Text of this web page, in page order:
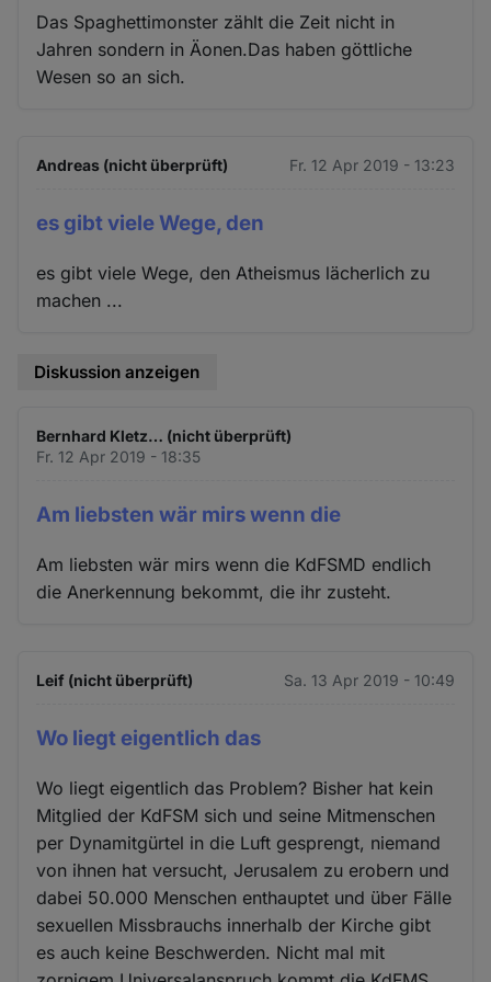
Das Spaghettimonster zählt die Zeit nicht in
Jahren sondern in Äonen.Das haben göttliche
Wesen so an sich.
Andreas (nicht überprüft) Fr. 12 Apr 2019 - 13:23
es gibt viele Wege, den
es gibt viele Wege, den Atheismus lächerlich zu
machen ...
Diskussion anzeigen
Bernhard Kletz… (nicht überprüft)
Fr. 12 Apr 2019 - 18:35
Am liebsten wär mirs wenn die
Am liebsten wär mirs wenn die KdFSMD endlich
die Anerkennung bekommt, die ihr zusteht.
Leif (nicht überprüft) Sa. 13 Apr 2019 - 10:49
Wo liegt eigentlich das
Wo liegt eigentlich das Problem? Bisher hat kein
Mitglied der KdFSM sich und seine Mitmenschen
per Dynamitgürtel in die Luft gesprengt, niemand
von ihnen hat versucht, Jerusalem zu erobern und
dabei 50.000 Menschen enthauptet und über Fälle
sexuellen Missbrauchs innerhalb der Kirche gibt
es auch keine Beschwerden. Nicht mal mit
Cookies